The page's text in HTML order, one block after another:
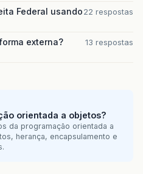
Federal usando22 respostas
externa?
13 respostas
orientada a objetos?
da programação orientada a
herança, encapsulamento e